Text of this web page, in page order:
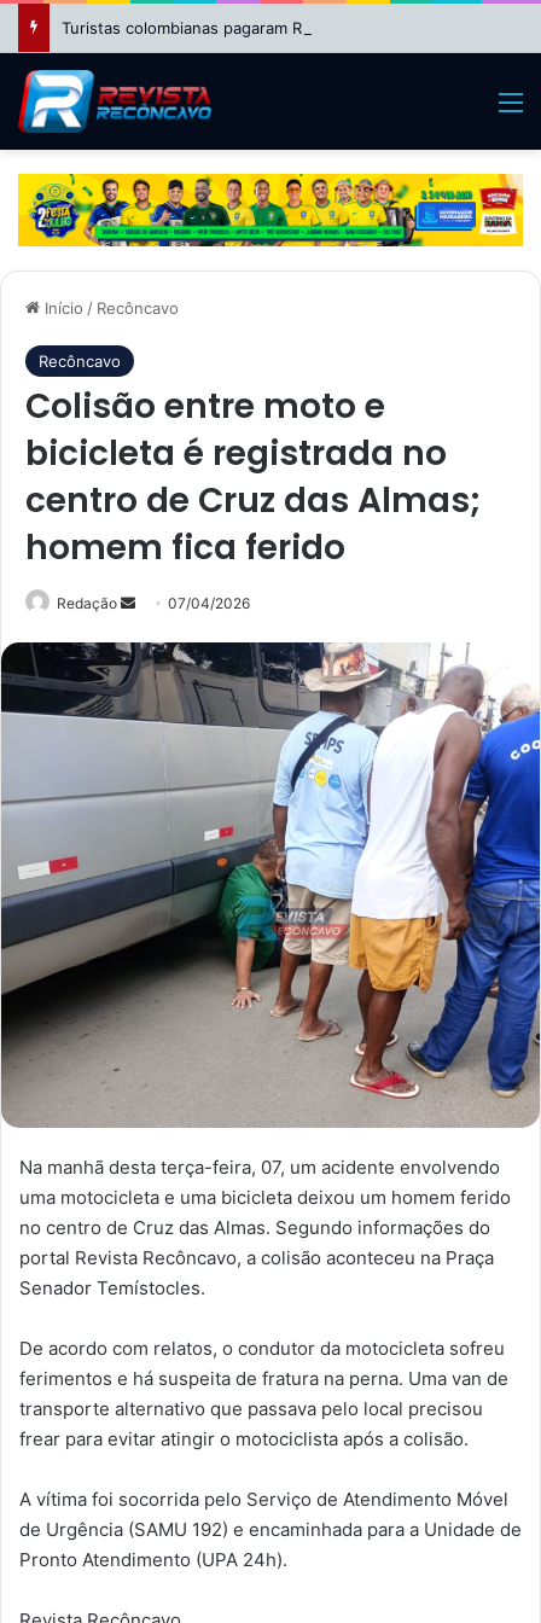
Início / Recôncavo
Recôncavo
Colisão entre moto e
bicicleta é registrada no
centro de Cruz das Almas;
homem fica ferido
Redação
Mande
e-
mail
07/04/2026
Na manhã desta terça-feira, 07, um acidente envolvendo
uma motocicleta e uma bicicleta deixou um homem ferido
no centro de Cruz das Almas. Segundo informações do
portal Revista Recôncavo, a colisão aconteceu na Praça
Senador Temístocles.
De acordo com relatos, o condutor da motocicleta sofreu
ferimentos e há suspeita de fratura na perna. Uma van de
transporte alternativo que passava pelo local precisou
frear para evitar atingir o motociclista após a colisão.
A vítima foi socorrida pelo Serviço de Atendimento Móvel
de Urgência (SAMU 192) e encaminhada para a Unidade de
Pronto Atendimento (UPA 24h).